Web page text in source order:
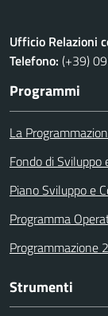
Ufficio Relazioni
Telefono: (+39)
Programmi
La
Fondo di Sviluppo
Piano Sviluppo e
Programma
Programmazione
Strumenti